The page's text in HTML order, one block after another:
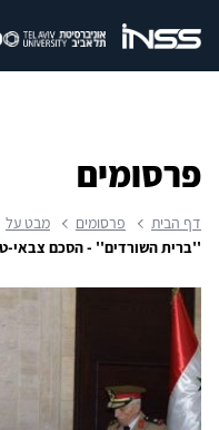
פרסומים
דף הבית פרסומים
מבט על
''ברית השורדים'' - הסכם צבאי-